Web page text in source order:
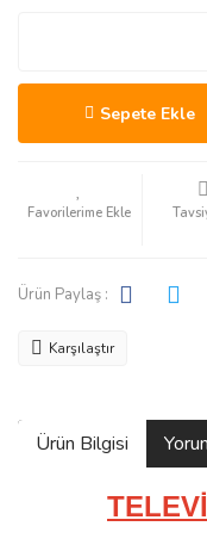
Sepete Ekle
Ürün Paylaş :
Karşılaştır
Ürün Bilgisi